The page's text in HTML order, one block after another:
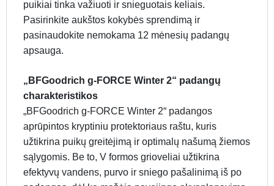
puikiai tinka važiuoti ir snieguotais keliais.
Pasirinkite aukštos kokybės sprendimą ir
pasinaudokite nemokama 12 mėnesių padangų
apsauga.
„BFGoodrich g-FORCE Winter 2“ padangų
charakteristikos
„BFGoodrich g-FORCE Winter 2“ padangos
aprūpintos kryptiniu protektoriaus raštu, kuris
užtikrina puikų greitėjimą ir optimalų našumą žiemos
sąlygomis. Be to, V formos grioveliai užtikrina
efektyvų vandens, purvo ir sniego pašalinimą iš po